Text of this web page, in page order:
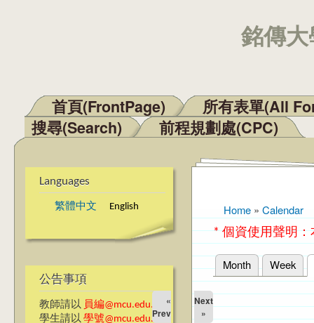
銘傳
Main menu
首頁(FrontPage)
所有表單(All
搜尋(Search)
前程規劃處(CPC)
Languages
繁體中文 English
公告事項
教師請以 員編@mcu.edu.tw
學生請以 學號@mcu.edu.tw
You are here
Home » Calendar
* 個資使用聲明
Primary tabs
Month Week
«
Prev
Next
»